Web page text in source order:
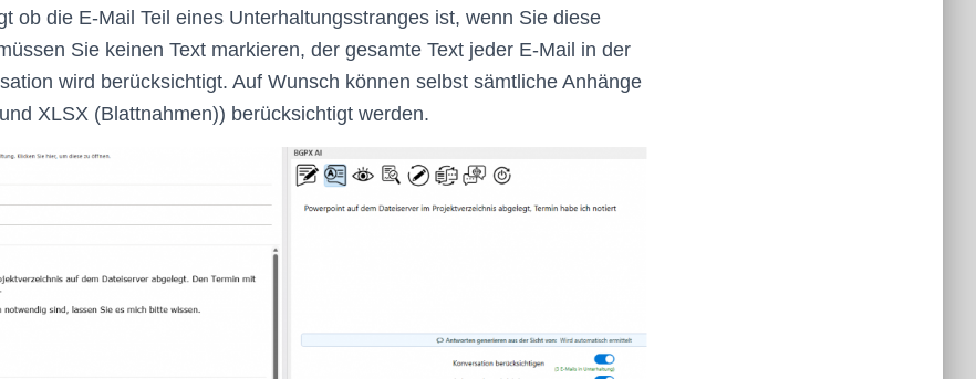
ob die E-Mail Teil eines Unterhaltungsstranges ist, wenn Sie diese
Sie keinen Text markieren, der gesamte Text jeder E-Mail in der
wird berücksichtigt. Auf Wunsch können selbst sämtliche Anhänge
XLSX (Blattnahmen)) berücksichtigt werden.